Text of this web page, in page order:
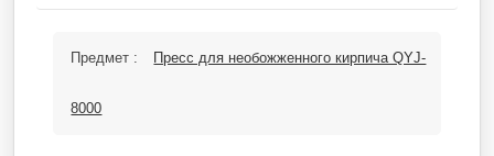
Предмет : Пресс для необожженного кирпича QYJ-
8000